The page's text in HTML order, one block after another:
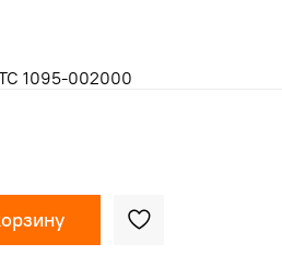
1095-002000